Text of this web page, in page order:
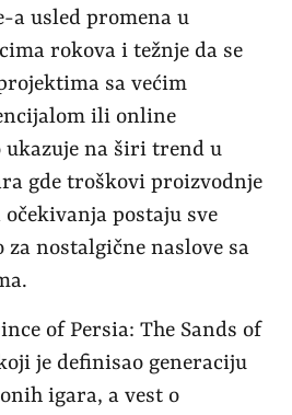
a usled promena u
rokova i težnje da se
sa većim
ili online
ukazuje na širi trend u
gde troškovi proizvodnje
postaju sve
za nostalgične naslove sa
of Persia: The Sands of
je definisao generaciju
igara, a vest o